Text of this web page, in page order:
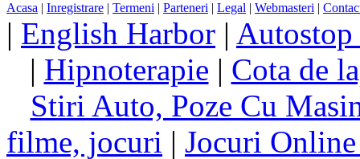
Acasa | Inregistrare | Termeni | Parteneri | Legal | Webmasteri |
| English Harbor |
| Hipnoterapie | Cota de
Stiri Auto, Poze Cu
filme, jocuri | Jocuri